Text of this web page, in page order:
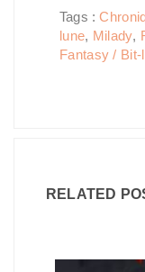
Tags :
lune, Milady,
Fantasy / Bit-
RELATED